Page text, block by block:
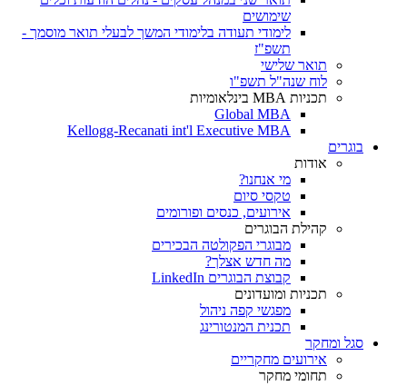
שימושים
לימודי תעודה בלימודי המשך לבעלי תואר מוסמך -
תשפ"ז
תואר שלישי
לוח שנה"ל תשפ"ו
תכניות MBA בינלאומיות
Global MBA
Kellogg-Recanati int'l Executive MBA
בוגרים
אודות
מי אנחנו?
טקסי סיום
אירועים, כנסים ופורומים
קהילת הבוגרים
מבוגרי הפקולטה הבכירים
מה חדש אצלך?
קבוצת הבוגרים LinkedIn
תכניות ומועדונים
מפגשי קפה ניהול
תכנית המנטורינג
סגל ומחקר
אירועים מחקריים
תחומי מחקר